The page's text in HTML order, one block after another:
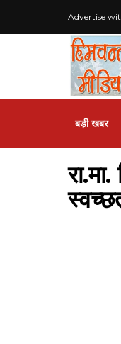
Advertise
बड़ी खबर